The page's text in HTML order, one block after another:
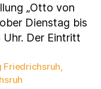
„Otto von
Dienstag bis
Uhr. Der Eintritt
Friedrichsruh